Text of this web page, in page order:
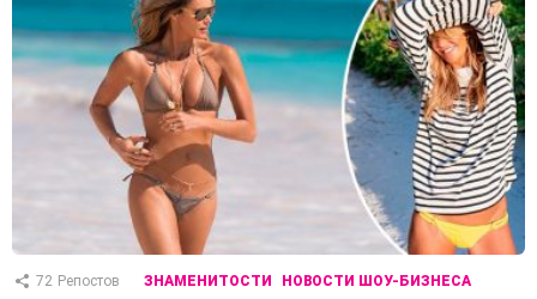
72 Репостов ЗНАМЕНИТОСТИ НОВОСТИ ШОУ-БИЗНЕСА